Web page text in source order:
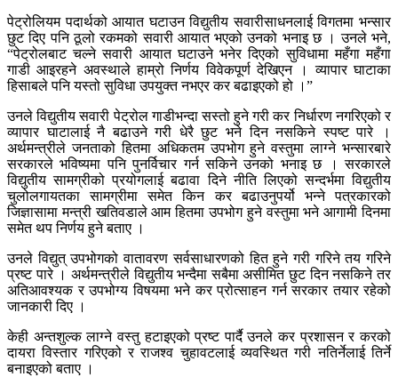
पेट्रोलियम पदार्थको आयात घटाउन विद्युतीय सवारीसाधनलाई विगतमा भन्सार
छुट दिए पनि ठूलो रकमको सवारी आयात भएको उनको भनाइ छ । उनले भने,
“पेट्रोलबाट चल्ने सवारी आयात घटाउने भनेर दिएको सुविधामा महँगा महँगा
गाडी आइरहने अवस्थाले हाम्रो निर्णय विवेकपूर्ण देखिएन । व्यापार घाटाका
हिसाबले पनि यस्तो सुविधा उपयुक्त नभएर कर बढाइएको हो ।”
उनले विद्युतीय सवारी पेट्रोल गाडीभन्दा सस्तो हुने गरी कर निर्धारण नगरिएको र
व्यापार घाटालाई नै बढाउने गरी धेरै छुट भने दिन नसकिने स्पष्ट पारे ।
अर्थमन्त्रीले जनताको हितमा अधिकतम उपभोग हुने वस्तुमा लाग्ने भन्सारबारे
सरकारले भविष्यमा पनि पुनर्विचार गर्न सकिने उनको भनाइ छ । सरकारले
विद्युतीय सामग्रीको प्रयोगलाई बढावा दिने नीति लिएको सन्दर्भमा विद्युतीय
चुलोलगायतका सामग्रीमा समेत किन कर बढाउनुपर्यो भन्ने पत्रकारको
जिज्ञासामा मन्त्री खतिवडाले आम हितमा उपभोग हुने वस्तुमा भने आगामी दिनमा
समेत थप निर्णय हुने बताए ।
उनले विद्युत् उपभोगको वातावरण सर्वसाधारणको हित हुने गरी गरिने तय गरिने
प्रष्ट पारे । अर्थमन्त्रीले विद्युतीय भन्दैमा सबैमा असीमित छुट दिन नसकिने तर
अतिआवश्यक र उपभोग्य विषयमा भने कर प्रोत्साहन गर्न सरकार तयार रहेको
जानकारी दिए ।
केही अन्तशुल्क लाग्ने वस्तु हटाइएको प्रष्ट पार्दै उनले कर प्रशासन र करको
दायरा विस्तार गरिएको र राजश्व चुहावटलाई व्यवस्थित गरी नतिर्नेलाई तिर्ने
बनाइएको बताए ।